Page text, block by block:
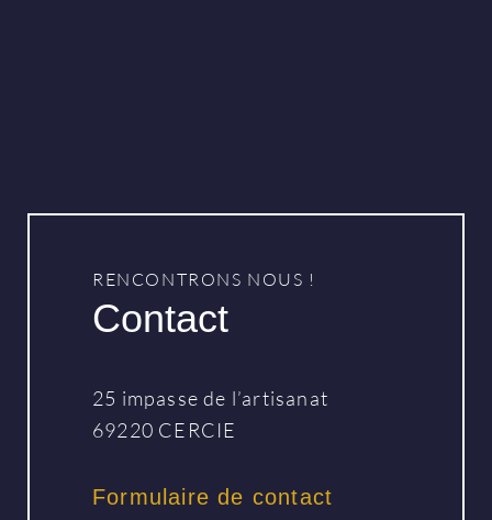
RENCONTRONS NOUS !
Contact
25 impasse de l’artisanat
69220 CERCIE
Formulaire de contact